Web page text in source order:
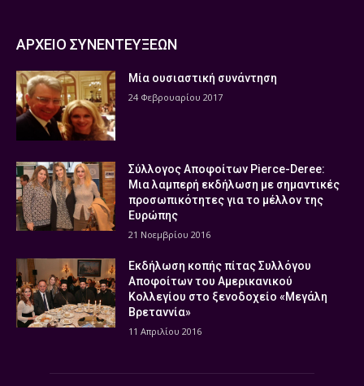
ΑΡΧΕΙΟ ΣΥΝΕΝΤΕΥΞΕΩΝ
Μία ουσιαστική συνάντηση
24 Φεβρουαρίου 2017
Σύλλογος Αποφοίτων Pierce-Deree:
Μια λαμπερή εκδήλωση με σημαντικές
προσωπικότητες για το μέλλον της
Ευρώπης
21 Νοεμβρίου 2016
Εκδήλωση κοπής πίτας Συλλόγου
Αποφοίτων του Αμερικανικού
Κολλεγίου στο ξενοδοχείο «Μεγάλη
Βρεταννία»
11 Απριλίου 2016